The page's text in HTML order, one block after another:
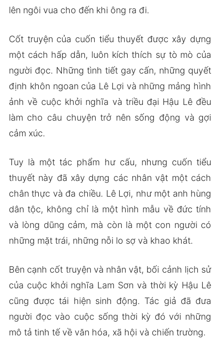
lên ngôi vua cho đến khi ông ra đi.
Cốt truyện của cuốn tiểu thuyết được xây dựng
một cách hấp dẫn, luôn kích thích sự tò mò của
người đọc. Những tình tiết gay cấn, những quyết
định khôn ngoan của Lê Lợi và những mảng hình
ảnh về cuộc khởi nghĩa và triều đại Hậu Lê đều
làm cho câu chuyện trở nên sống động và gợi
cảm xúc.
Tuy là một tác phẩm hư cấu, nhưng cuốn tiểu
thuyết này đã xây dựng các nhân vật một cách
chân thực và đa chiều. Lê Lợi, như một anh hùng
dân tộc, không chỉ là một hình mẫu về đức tính
và lòng dũng cảm, mà còn là một con người có
những mặt trái, những nỗi lo sợ và khao khát.
Bên cạnh cốt truyện và nhân vật, bối cảnh lịch sử
của cuộc khởi nghĩa Lam Sơn và thời kỳ Hậu Lê
cũng được tái hiện sinh động. Tác giả đã đưa
người đọc vào cuộc sống thời kỳ đó với những
mô tả tinh tế về văn hóa, xã hội và chiến trường.